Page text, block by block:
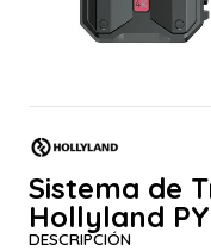
Sistema de
Hollyland
DESCRIPCIÓN